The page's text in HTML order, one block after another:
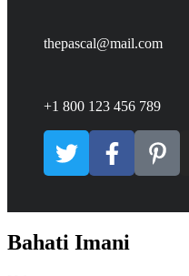
thepascal@mail.com
+1 800 123 456 789
Bahati Imani